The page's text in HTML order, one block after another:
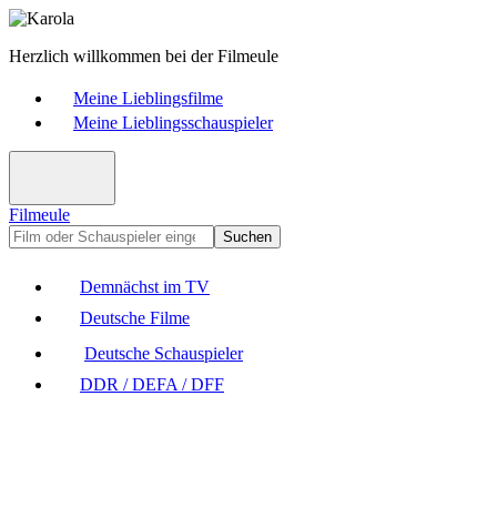
Herzlich willkommen bei der Filmeule
Meine Lieblingsfilme
Meine Lieblingsschauspieler
Filmeule
Suchen
Demnächst im TV
Deutsche Filme
Deutsche Schauspieler
DDR / DEFA / DFF